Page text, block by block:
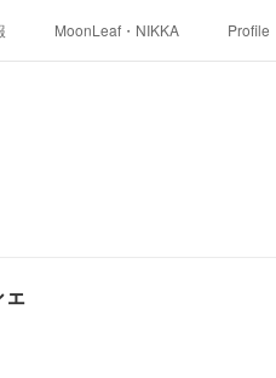
MoonLeaf・NIKKA Profile